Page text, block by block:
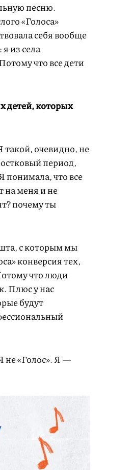
песню.
«Голоса»
себя вообще
из села
что все дети
детей, которых
такой, очевидно, не
период,
понимала, что все
на меня и не
почему ты
с которым мы
конверсия тех,
что люди
Плюс у нас
будут
не «Голос». Я —